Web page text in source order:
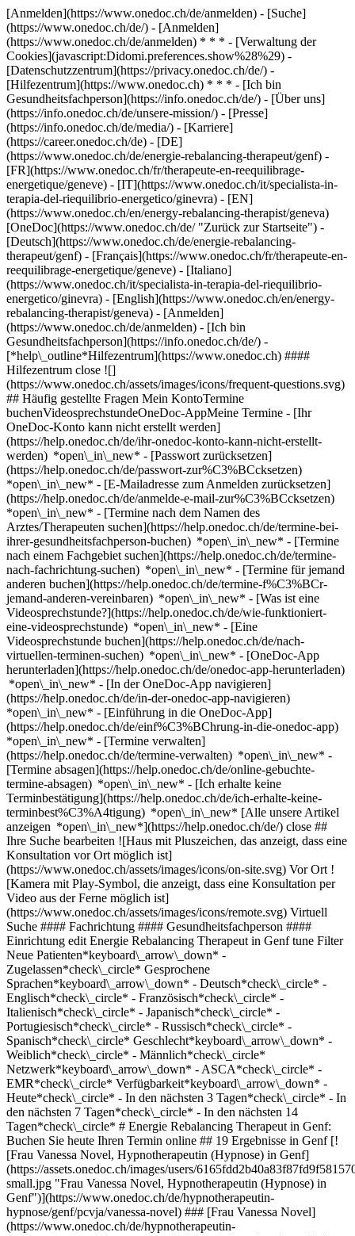
[Anmelden](https://www.onedoc.ch/de/anmelden) - [Suche]
(https://www.onedoc.ch/de/) - [Anmelden]
(https://www.onedoc.ch/de/anmelden) * * * - [Verwaltung der
Cookies](javascript:Didomi.preferences.show%28%29) -
[Datenschutzzentrum](https://privacy.onedoc.ch/de/) -
[Hilfezentrum](https://www.onedoc.ch) * * * - [Ich bin
Gesundheitsfachperson](https://info.onedoc.ch/de/) - [Über uns]
(https://info.onedoc.ch/de/unsere-mission/) - [Presse]
(https://info.onedoc.ch/de/media/) - [Karriere]
(https://career.onedoc.ch/de) - [DE]
(https://www.onedoc.ch/de/energie-rebalancing-therapeut/genf) -
[FR](https://www.onedoc.ch/fr/therapeute-en-reequilibrage-
energetique/geneve) - [IT](https://www.onedoc.ch/it/specialista-in-
terapia-del-riequilibrio-energetico/ginevra) - [EN]
(https://www.onedoc.ch/en/energy-rebalancing-therapist/geneva)
[OneDoc](https://www.onedoc.ch/de/ "Zurück zur Startseite") -
[Deutsch](https://www.onedoc.ch/de/energie-rebalancing-
therapeut/genf) - [Français](https://www.onedoc.ch/fr/therapeute-en-
reequilibrage-energetique/geneve) - [Italiano]
(https://www.onedoc.ch/it/specialista-in-terapia-del-riequilibrio-
energetico/ginevra) - [English](https://www.onedoc.ch/en/energy-
rebalancing-therapist/geneva) - [Anmelden]
(https://www.onedoc.ch/de/anmelden) - [Ich bin
Gesundheitsfachperson](https://info.onedoc.ch/de/) -
[*help\_outline*Hilfezentrum](https://www.onedoc.ch) ####
Hilfezentrum close ![]
(https://www.onedoc.ch/assets/images/icons/frequent-questions.svg)
## Häufig gestellte Fragen Mein KontoTermine
buchenVideosprechstundeOneDoc-AppMeine Termine - [Ihr
OneDoc-Konto kann nicht erstellt werden]
(https://help.onedoc.ch/de/ihr-onedoc-konto-kann-nicht-erstellt-
werden) *open\_in\_new* - [Passwort zurücksetzen]
(https://help.onedoc.ch/de/passwort-zur%C3%BCcksetzen)
*open\_in\_new* - [E-Mailadresse zum Anmelden zurücksetzen]
(https://help.onedoc.ch/de/anmelde-e-mail-zur%C3%BCcksetzen)
*open\_in\_new* - [Termine nach dem Namen des
Arztes/Therapeuten suchen](https://help.onedoc.ch/de/termine-bei-
ihrer-gesundheitsfachperson-buchen) *open\_in\_new* - [Termine
nach einem Fachgebiet suchen](https://help.onedoc.ch/de/termine-
nach-fachrichtung-suchen) *open\_in\_new* - [Termine für jemand
anderen buchen](https://help.onedoc.ch/de/termine-f%C3%BCr-
jemand-anderen-vereinbaren) *open\_in\_new* - [Was ist eine
Videosprechstunde?](https://help.onedoc.ch/de/wie-funktioniert-
eine-videosprechstunde) *open\_in\_new* - [Eine
Videosprechstunde buchen](https://help.onedoc.ch/de/nach-
virtuellen-terminen-suchen) *open\_in\_new* - [OneDoc-App
herunterladen](https://help.onedoc.ch/de/onedoc-app-herunterladen)
*open\_in\_new* - [In der OneDoc-App navigieren]
(https://help.onedoc.ch/de/in-der-onedoc-app-navigieren)
*open\_in\_new* - [Einführung in die OneDoc-App]
(https://help.onedoc.ch/de/einf%C3%BChrung-in-die-onedoc-app)
*open\_in\_new* - [Termine verwalten](https://help.onedoc.ch/de/termine-verwalten) *open\_in\_new* - [Termine absagen](https://help.onedoc.ch/de/online-gebuchte-termine-absagen) *open\_in\_new* - [Ich erhalte keine Terminbestätigung](https://help.onedoc.ch/de/ich-erhalte-keine-terminbest%C3%A4tigung) *open\_in\_new* [Alle unsere Artikel anzeigen *open\_in\_new*](https://help.onedoc.ch/de/) close ## Ihre Suche bearbeiten ![Haus mit Pluszeichen, das anzeigt, dass eine Konsultation vor Ort möglich ist](https://www.onedoc.ch/assets/images/icons/on-site.svg) Vor Ort ![Kamera mit Play-Symbol, die anzeigt, dass eine Konsultation per Video aus der Ferne möglich ist](https://www.onedoc.ch/assets/images/icons/remote.svg) Virtuell Suche #### Fachrichtung #### Gesundheitsfachperson #### Einrichtung edit Energie Rebalancing Therapeut in Genf tune Filter Neue Patienten*keyboard\_arrow\_down* - Zugelassen*check\_circle* Gesprochene Sprachen*keyboard\_arrow\_down* - Deutsch*check\_circle* - Englisch*check\_circle* - Französisch*check\_circle* - Italienisch*check\_circle* - Japanisch*check\_circle* - Portugiesisch*check\_circle* - Russisch*check\_circle* - Spanisch*check\_circle* Geschlecht*keyboard\_arrow\_down* - Weiblich*check\_circle* - Männlich*check\_circle* Netzwerk*keyboard\_arrow\_down* - ASCA*check\_circle* - EMR*check\_circle* Verfügbarkeit*keyboard\_arrow\_down* - Heute*check\_circle* - In den nächsten 3 Tagen*check\_circle* - In den nächsten 7 Tagen*check\_circle* - In den nächsten 14 Tagen*check\_circle* # Energie Rebalancing Therapeut in Genf: Buchen Sie heute Ihren Termin online ## 19 Ergebnisse in Genf [![Frau Vanessa Novel, Hypnotherapeutin (Hypnose) in Genf](https://assets.onedoc.ch/images/users/6165fdd2b40a83f87fd9f5815701a1b7e14ddb10ebad491aeb6136b4baf288d5-small.jpg "Frau Vanessa Novel, Hypnotherapeutin (Hypnose) in Genf")](https://www.onedoc.ch/de/hypnotherapeutin-hypnose/genf/pcvja/vanessa-novel) ### [Frau Vanessa Novel](https://www.onedoc.ch/de/hypnotherapeutin-hypnose/genf/pcvja/vanessa-novel) ![Abzeichen, das ein verifiziertes Profil kennzeichnet](https://www.onedoc.ch/assets/images/icons/checkmark.svg) [Hypnotherapeutin (Hypnose)](https://www.onedoc.ch/de/hypnotherapeut-hypnose/genf), Energie Rebalancing Therapeutin Rom'n'co - Thérapeute & Coach Route des Jeunes 5 1227 Genf ![Frau Vanessa Novel ist bei ASCA angeschlossen](https://assets.onedoc.ch/images/networks/logos/496d325fd4282f2f0a46197dd629fd16fcd2d324839e441a2a65aaa74df08a15-small.png) ![Patient mit Pluszeichen, der anzeigt, dass neue Patienten angenommen werden](https://www.onedoc.ch/assets/images/icons/new-patients.svg)Akzeptiert neue Patienten [Termin buchen](https://www.onedoc.ch/de/hypnotherapeutin-hypnose/genf/pcvja/vanessa-novel) *chevron\_left* Mo. 03 Aug. *chevron\_right* Mehr Termine anzeigen *error\_outline* Beim Laden der Verfügbarkeiten ist ein Fehler aufgetreten [Erneut versuchen](https://www.onedoc.ch) [![Frau Céline Schumacher, Hypnotherapeutin (Hypnose) in Genf](https://assets.onedoc.ch/images/users/aa8bf5112f328717a278fe464d008e14f2ee9f5ffa3b8dc5357754088948b3ea-small.png "Frau Céline Schumacher, Hypnotherapeutin (Hypnose) in Genf")](https://www.onedoc.ch/de/hypnotherapeutin-hypnose/genf/pcqxw/celine-schumacher) ### [Frau Céline Schumacher](https://www.onedoc.ch/de/hypnotherapeutin-hypnose/genf/pcqxw/celine-schumacher) ![Abzeichen, das ein verifiziertes Profil kennzeichnet](https://www.onedoc.ch/assets/images/icons/checkmark.svg) [Hypnotherapeutin (Hypnose)](https://www.onedoc.ch/de/hypnotherapeut-hypnose/genf), Energie Rebalancing Therapeutin CAELIS Hypnose & Coaching | Reprogramation de l'inconscient - Gestion des Emotions, Trauma & Troubles anxieux - Régulation du Système nerveux Rue des Caroubiers 18 1227 Genf ![Frau Céline Schumacher ist bei ASCA angeschlossen](https://assets.onedoc.ch/images/networks/logos/496d325fd4282f2f0a46197dd629fd16fcd2d324839e441a2a65aaa74df08a15-small.png) ![Kamera mit Play-Symbol, die anzeigt, dass die Fachperson Videosprechstunden anbietet](https://www.onedoc.ch/assets/images/icons/video-consultations.svg)Videosprechstunde verfügbar ![Patient mit Pluszeichen, der anzeigt, dass neue Patienten angenommen werden](https://www.onedoc.ch/assets/images/icons/new-patients.svg)Akzeptiert neue Patienten [Termin buchen](https://www.onedoc.ch/de/hypnotherapeutin-hypnose/genf/pcqxw/celine-schumacher) *chevron\_left* Mo. 03 Aug. *chevron\_right* Mehr Termine anzeigen *error\_outline* Beim Laden der Verfügbarkeiten ist ein Fehler aufgetreten [Erneut versuchen](https://www.onedoc.ch) [![Frau Céline Planchin, Reflexologietherapeutin in Genf](https://assets.onedoc.ch/images/users/82129d6dbd7b39fb155bff302377c951767d8a63dffdd522b4fc24402ce08841-small.jpg "Frau Céline Planchin, Reflexologietherapeutin in Genf")](https://www.onedoc.ch/de/reflexologietherapeutin/genf/pcne1/celine-planchin) ### [Frau Céline Planchin](https://www.onedoc.ch/de/reflexologietherapeutin/genf/pcne1/celine-planchin) ![Abzeichen, das ein verifiziertes Profil kennzeichnet](https://www.onedoc.ch/assets/images/icons/checkmark.svg) [Reflexologietherapeutin](https://www.onedoc.ch/de/reflexologietherapeut/genf), Energie Rebalancing Therapeutin Centre Do Shiatsu Rue Merle-d'Aubigné 17 1207 Genf ![Frau Céline Planchin ist bei ASCA angeschlossen](https://assets.onedoc.ch/images/networks/logos/496d325fd4282f2f0a46197dd629fd16fcd2d324839e441a2a65aaa74df08a15-small.png)![Frau Céline Planchin ist bei EMR angeschlossen](https://assets.onedoc.ch/images/networks/logos/a202aabd14cdddb5ff03205af2481fb805645ff903773c55a6c572d22f23762e-small.png) ![Patient mit Pluszeichen, der anzeigt, dass neue Patienten angenommen werden](https://www.onedoc.ch/assets/images/icons/new-patients.svg)Akzeptiert neue Patienten [Termin buchen](https://www.onedoc.ch/de/reflexologietherapeutin/genf/pcne1/celine-planchin) *chevron\_left* Mo. 03 Aug. *chevron\_right* Mehr Termine anzeigen *error\_outline* Beim Laden der Verfügbarkeiten ist ein Fehler aufgetreten [Erneut versuchen](https://www.onedoc.ch) [![Fanny Hedde, Energie Rebalancing Therapeutin in Genf](https://assets.onedoc.ch/images/users/5292cb8838d0d202245e4876d5baaf00d1d47b57832a7c46f1ecab9f1316bdc2-small.jpg "Fanny Hedde, Energie Rebalancing Therapeutin in Genf")](https://www.onedoc.ch/de/energie-rebalancing-therapeutin/genf/pc2za/fanny-hedde) ### [Fanny Hedde](https://www.onedoc.ch/de/energie-rebalancing-therapeutin/genf/pc2za/fanny-hedde) ![Abzeichen, das ein verifiziertes Profil kennzeichnet](https://www.onedoc.ch/assets/images/icons/checkmark.svg) Energie Rebalancing Therapeutin [Les Psy Réunis - Muzy](https://www.onedoc.ch/de/medizinisches-zentrum/genf/ebek4/les-psy-reunis-muzy) Rue Muzy 10 1207 Genf ![Patient mit Pluszeichen, der anzeigt, dass neue Patienten angenommen werden](https://www.onedoc.ch/assets/images/icons/new-patients.svg)Akzeptiert neue Patienten [Termin buchen](https://www.onedoc.ch/de/energie-rebalancing-therapeutin/genf/pc2za/fanny-hedde) *chevron\_left* Mo. 03 Aug. *chevron\_right* Mehr Termine anzeigen *error\_outline* Beim Laden der Verfügbarkeiten ist ein Fehler aufgetreten [Erneut versuchen](https://www.onedoc.ch) [![Frau Béatrice Zeiler, Reflexologietherapeutin in Genf](https://assets.onedoc.ch/images/users/1b884c82aa4350df8d12e7ecdf8a12825511e2aa11f81db7d1a9bce0283b25c7-small.jpg "Frau Béatrice Zeiler, Reflexologietherapeutin in Genf")](https://www.onedoc.ch/de/reflexologietherapeutin/genf/pcjpy/beatrice-zeiler) ### [Frau Béatrice Zeiler](https://www.onedoc.ch/de/reflexologietherapeutin/genf/pcjpy/beatrice-zeiler) ![Abzeichen, das ein verifiziertes Profil kennzeichnet](https://www.onedoc.ch/assets/images/icons/checkmark.svg) [Reflexologietherapeutin](https://www.onedoc.ch/de/reflexologietherapeut/genf), Energie Rebalancing Therapeutin Béatrice Zeiler c/o IGNA Sàrl- 1207 Genève Avenue de Frontenex 8 1207 Genf ![Frau Béatrice Zeiler ist bei ASCA angeschlossen](https://assets.onedoc.ch/images/networks/logos/496d325fd4282f2f0a46197dd629fd16fcd2d324839e441a2a65aaa74df08a15-small.png) ![Patient mit Pluszeichen, der anzeigt, dass neue Patienten angenommen werden](https://www.onedoc.ch/assets/images/icons/new-patients.svg)Akzeptiert neue Patienten [Termin buchen](https://www.onedoc.ch/de/reflexologietherapeutin/genf/pcjpy/beatrice-zeiler) [![Frau Chantal Schmid-Bapst, Reflexologietherapeutin in Genf](https://assets.onedoc.ch/images/users/868a5566f4799869f23f6b3a486dae4be1c9b37cb03805fa2c9cb7c49e5e95d6-small.jpg "Frau Chantal Schmid-Bapst, Reflexologietherapeutin in Genf")](https://www.onedoc.ch/de/reflexologietherapeutin/genf/pcj7d/chantal-schmid-bapst) ### [Frau Chantal Schmid-Bapst](https://www.onedoc.ch/de/reflexologietherapeutin/genf/pcj7d/chantal-schmid-bapst) ![Abzeichen, das ein verifiziertes Profil kennzeichnet](https://www.onedoc.ch/assets/images/icons/checkmark.svg) [Reflexologietherapeutin](https://www.onedoc.ch/de/reflexologietherapeut/genf), Energie Rebalancing Therapeutin Cabinet Cité vieusseux 9D Cité Vieusseux 9D 1203 Genf ![Frau Chantal Schmid-Bapst ist bei ASCA angeschlossen](https://assets.onedoc.ch/images/networks/logos/496d325fd4282f2f0a46197dd629fd16fcd2d324839e441a2a65aaa74df08a15-small.png)![Frau Chantal Schmid-Bapst ist bei EMR angeschlossen](https://assets.onedoc.ch/images/networks/logos/a202aabd14cdddb5ff03205af2481fb805645ff903773c55a6c572d22f23762e-small.png) ![Patient mit Pluszeichen, der anzeigt, dass neue Patienten angenommen werden](https://www.onedoc.ch/assets/images/icons/new-patients.svg)Akzeptiert neue Patienten [Termin buchen](https://www.onedoc.ch/de/reflexologietherapeutin/genf/pcj7d/chantal-schmid-bapst) [![Frau Christelle viscaino, Energie Rebalancing Therapeutin in Genf](https://assets.onedoc.ch/images/users/7b670db9945014d91be04788f7a78541f34cd2aa57085a8fd29eda253d6067d1-small.jpg "Frau Christelle viscaino, Energie Rebalancing Therapeutin in G